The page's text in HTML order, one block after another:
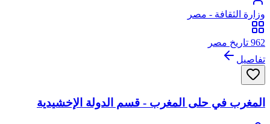
وزارة الثقافة - مصر
962 تاريخ مصر
تفاصيل
المغرب في حلى المغرب - قسم الدولة الإخشيدية